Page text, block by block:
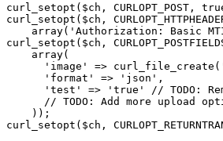
curl_setopt($ch, CURLOPT_POST,
curl_setopt($ch,
array('Authorization: Basic
curl_setopt($ch,
    array(
'image' =>
      'format' => 'json',
'test' => 'true' // TODO:
// TODO: Add more upload
    ));
curl_setopt($ch,